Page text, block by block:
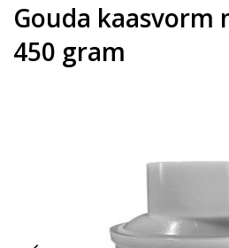
Gouda kaasvorm
450 gram